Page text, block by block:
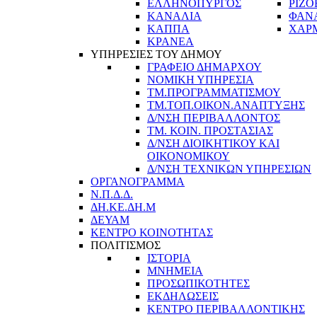
ΕΛΛΗΝΟΠΥΡΓΟΣ
ΚΑΝΑΛΙΑ
ΚΑΠΠΑ
ΚΡΑΝΕΑ
ΥΠΗΡΕΣΙΕΣ ΤΟΥ ΔΗΜΟΥ
ΓΡΑΦΕΙΟ ΔΗΜΑΡΧΟΥ
ΝΟΜΙΚΗ ΥΠΗΡΕΣΙΑ
ΤΜ.ΠΡΟΓΡΑΜΜΑΤΙΣΜΟΥ
ΤΜ.ΤΟΠ.ΟΙΚΟΝ.ΑΝΑΠΤΥΞΗΣ
Δ/ΝΣΗ ΠΕΡΙΒΑΛΛΟΝΤΟΣ
ΤΜ. ΚΟΙΝ. ΠΡΟΣΤΑΣΙΑΣ
Δ/ΝΣΗ ΔΙΟΙΚΗΤΙΚΟΥ ΚΑΙ
ΟΙΚΟΝΟΜΙΚΟΥ
Δ/ΝΣΗ ΤΕΧΝΙΚΩΝ ΥΠΗΡΕΣΙΩΝ
ΟΡΓΑΝΟΓΡΑΜΜΑ
Ν.Π.Δ.Δ.
ΔΗ.ΚΕ.ΔΗ.Μ
ΔΕΥΑΜ
ΚΕΝΤΡΟ ΚΟΙΝΟΤΗΤΑΣ
ΠΟΛΙΤΙΣΜΟΣ
ΙΣΤΟΡΙΑ
ΜΝΗΜΕΙΑ
ΠΡΟΣΩΠΙΚΟΤΗΤΕΣ
ΕΚΔΗΛΩΣΕΙΣ
ΚΕΝΤΡΟ ΠΕΡΙΒΑΛΛΟΝΤΙΚΗΣ